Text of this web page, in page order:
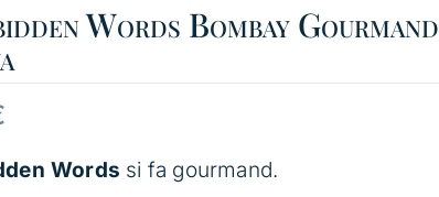
Words Bombay Gourmand
Words si fa gourmand.